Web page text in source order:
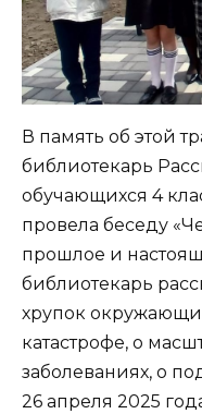
В память об этой
библиотекарь
обучающихся 4
провела беседу
прошлое и
библиотекарь
хрупок
катастрофе, о
заболеваниях, о
26 апреля 2025